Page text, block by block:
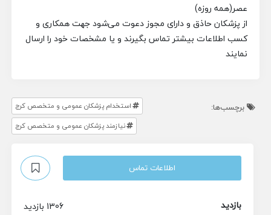
عصر(همه روزه)
از پزشکان حاذق و دارای مجوز دعوت می‌شود جهت همکاری و
کسب اطلاعات بیشتر تماس بگیرند و یا مشخصات خود را ارسال
نمایند
برچسب‌ها:
استخدام پزشکان عمومی و متخصص کرج
نیازمند پزشکان عمومی و متخصص کرج
اطلاعات تماس
بازدید
1306 بازدید